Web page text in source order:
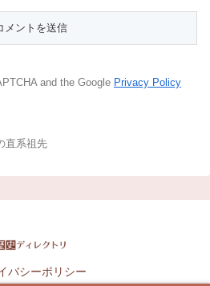
and the Google Privacy Policy
直系祖先
バシーポリシー